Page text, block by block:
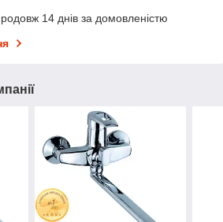
14 днів за домовленістю